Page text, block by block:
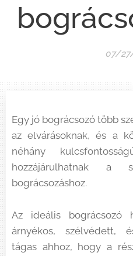
07/
Egy jó bográcsozó több
az elvárásoknak, és a
néhány
hozzájárulhatnak a
bográcsozáshoz.
Az ideális bográcsozó
árnyékos, szélvédett,
tágas ahhoz, hogy a